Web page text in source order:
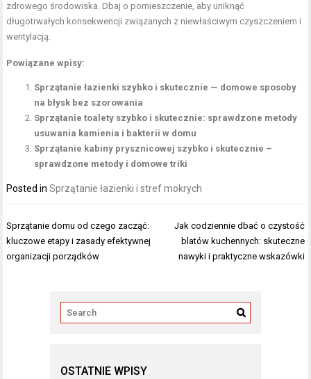
zdrowego środowiska. Dbaj o pomieszczenie, aby uniknąć
długotrwałych konsekwencji związanych z niewłaściwym czyszczeniem i
wentylacją.
Powiązane wpisy:
Sprzątanie łazienki szybko i skutecznie — domowe sposoby
na błysk bez szorowania
Sprzątanie toalety szybko i skutecznie: sprawdzone metody
usuwania kamienia i bakterii w domu
Sprzątanie kabiny prysznicowej szybko i skutecznie –
sprawdzone metody i domowe triki
Posted inSprzątanie łazienki i stref mokrych
Nawigacja
wpisu
Sprzątanie domu od czego zacząć:
kluczowe etapy i zasady efektywnej
organizacji porządków
Jak codziennie dbać o czystość
blatów kuchennych: skuteczne
nawyki i praktyczne wskazówki
OSTATNIE WPISY